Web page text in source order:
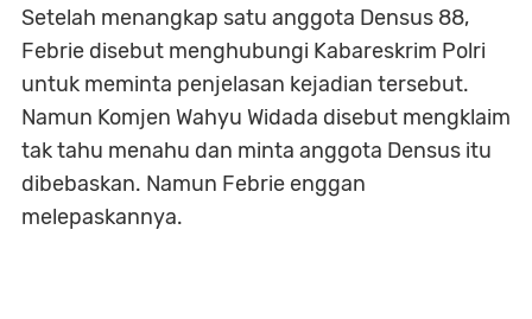
Setelah menangkap satu anggota Densus 88,
Febrie disebut menghubungi Kabareskrim Polri
untuk meminta penjelasan kejadian tersebut.
Namun Komjen Wahyu Widada disebut mengklaim
tak tahu menahu dan minta anggota Densus itu
dibebaskan. Namun Febrie enggan
melepaskannya.